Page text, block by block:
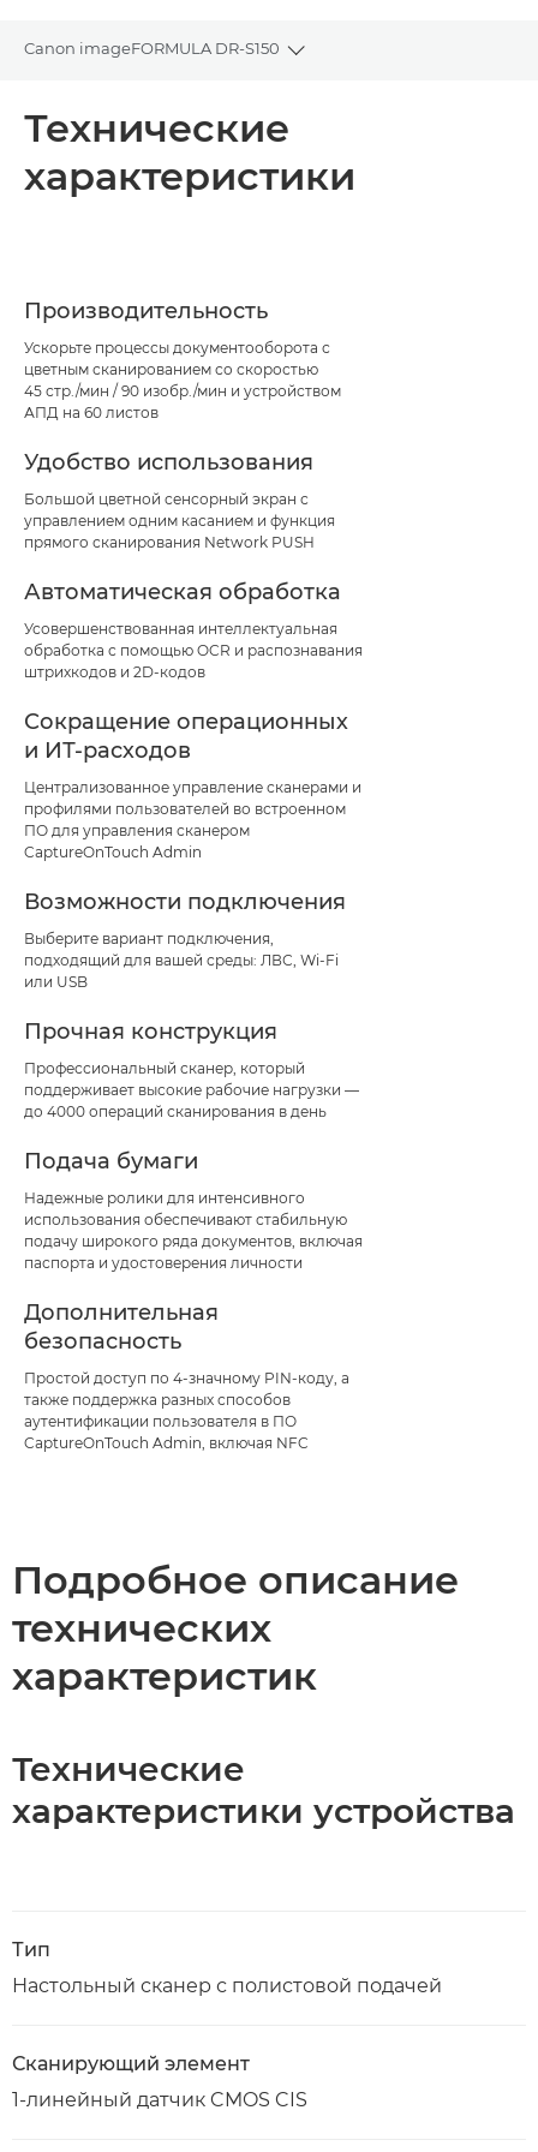
Canon imageFORMULA DR-S150
Toggle breadcrumbs
Технические характеристики
Технические
характеристики
Производительность
Ускорьте процессы документооборота с
цветным сканированием со скоростью
45 стр./мин / 90 изобр./мин и устройством
АПД на 60 листов
Удобство использования
Большой цветной сенсорный экран с
управлением одним касанием и функция
прямого сканирования Network PUSH
Автоматическая обработка
Усовершенствованная интеллектуальная
обработка с помощью OCR и распознавания
штрихкодов и 2D-кодов
Сокращение операционных
и ИТ-расходов
Централизованное управление сканерами и
профилями пользователей во встроенном
ПО для управления сканером
CaptureOnTouch Admin
Возможности подключения
Выберите вариант подключения,
подходящий для вашей среды: ЛВС, Wi-Fi
или USB
Прочная конструкция
Профессиональный сканер, который
поддерживает высокие рабочие нагрузки —
до 4000 операций сканирования в день
Подача бумаги
Надежные ролики для интенсивного
использования обеспечивают стабильную
подачу широкого ряда документов, включая
паспорта и удостоверения личности
Дополнительная
безопасность
Простой доступ по 4-значному PIN-коду, а
также поддержка разных способов
аутентификации пользователя в ПО
CaptureOnTouch Admin, включая NFC
Подробное описание
технических
характеристик
Технические
характеристики устройства
Тип
Настольный сканер с полистовой подачей
Сканирующий элемент
1-линейный датчик CMOS CIS